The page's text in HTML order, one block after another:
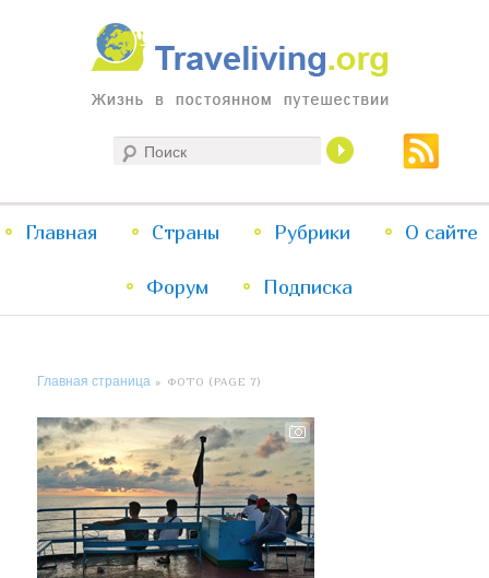
Traveliving
Жизнь в постоянном путешествии
меню
Перейти
к
Перейти
к
Главная Страны Рубрики О сайте
Форум Подписка
Главная страница » ФОТО (PAGE 7)